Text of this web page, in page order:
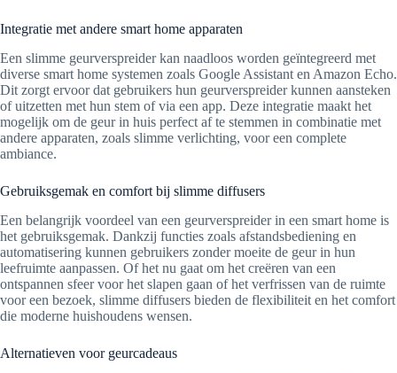
Integratie met andere smart home apparaten
Een slimme geurverspreider kan naadloos worden geïntegreerd met
diverse smart home systemen zoals Google Assistant en Amazon Echo.
Dit zorgt ervoor dat gebruikers hun geurverspreider kunnen aansteken
of uitzetten met hun stem of via een app. Deze integratie maakt het
mogelijk om de geur in huis perfect af te stemmen in combinatie met
andere apparaten, zoals slimme verlichting, voor een complete
ambiance.
Gebruiksgemak en comfort bij slimme diffusers
Een belangrijk voordeel van een geurverspreider in een smart home is
het gebruiksgemak. Dankzij functies zoals afstandsbediening en
automatisering kunnen gebruikers zonder moeite de geur in hun
leefruimte aanpassen. Of het nu gaat om het creëren van een
ontspannen sfeer voor het slapen gaan of het verfrissen van de ruimte
voor een bezoek, slimme diffusers bieden de flexibiliteit en het comfort
die moderne huishoudens wensen.
Alternatieven voor geurcadeaus